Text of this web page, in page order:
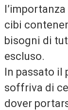
cibi
bisogni di
escluso.
In passato il
soffriva di
dover